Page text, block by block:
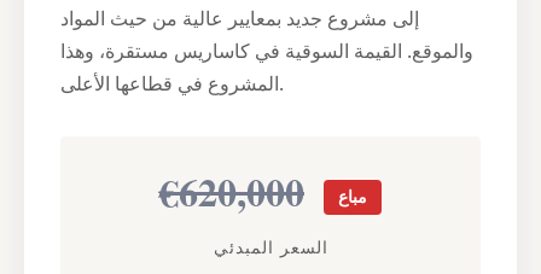
إلى مشروع جديد بمعايير عالية من حيث المواد
والموقع. القيمة السوقية في كاساريس مستقرة، وهذا
المشروع في قطاعها الأعلى.
€620,000 مباع
السعر المبدئي